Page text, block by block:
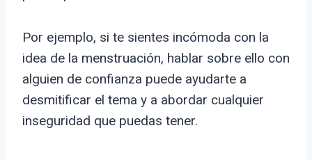
Por ejemplo, si te sientes incómoda con la
idea de la menstruación, hablar sobre ello con
alguien de confianza puede ayudarte a
desmitificar el tema y a abordar cualquier
inseguridad que puedas tener.